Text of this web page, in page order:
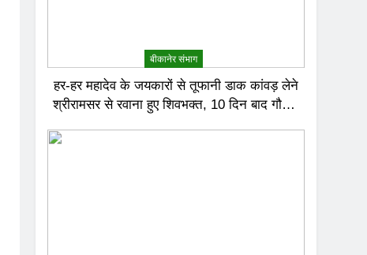
बीकानेर संभाग
हर-हर महादेव के जयकारों से तूफानी डाक कांवड़ लेने
श्रीरामसर से रवाना हुए शिवभक्त, 10 दिन बाद गौमुख